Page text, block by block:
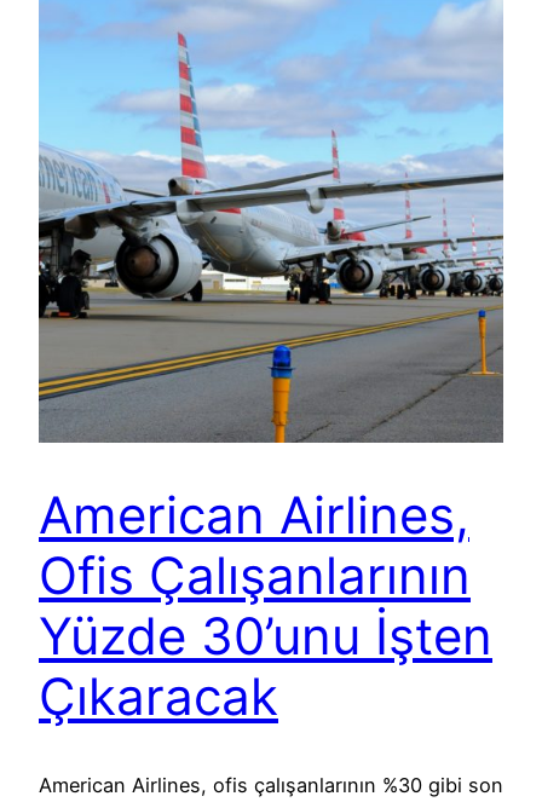
American Airlines,
Ofis Çalışanlarının
Yüzde 30’unu İşten
Çıkaracak
American Airlines, ofis çalışanlarının %30 gibi son